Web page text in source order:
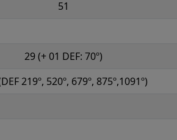
51
29 (+ 01 DEF: 70º)
219º, 520º, 679º, 875º,1091º)